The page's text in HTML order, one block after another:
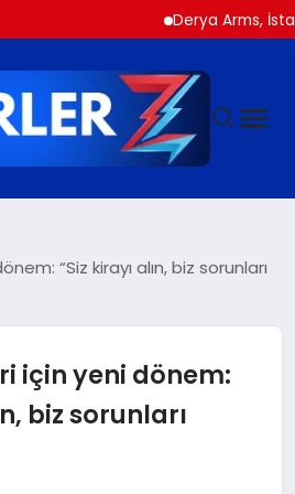
Derya Arms, İstanbul
“Siz kirayı alın, biz sorunları
için yeni dönem:
biz sorunları